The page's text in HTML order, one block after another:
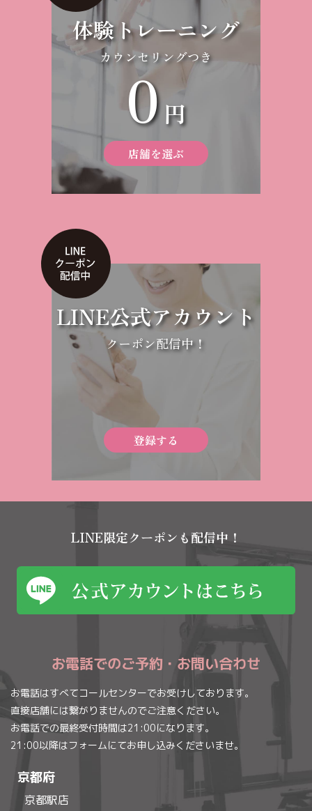
体験トレーニング
カウンセリングつき
0円
店舗を選ぶ
LINE公式アカウント
クーポン配信中！
登録する
LINE限定クーポンも配信中！
お電話でのご予約・お問い合わせ
お電話はすべてコールセンターでお受けしております。
直接店舗には繋がりませんのでご注意ください。
お電話での最終受付時間は21:00になります。
21:00以降はフォームにてお申し込みくださいませ。
京都府
京都駅店